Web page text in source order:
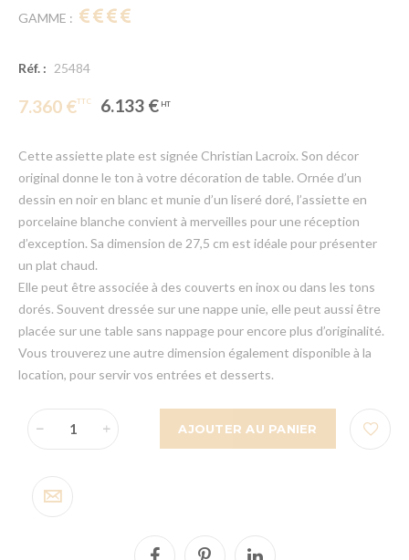
GAMME :
Réf. : 25484
7.360 € 6.133 €
Cette assiette plate est signée Christian Lacroix. Son décor
original donne le ton à votre décoration de table. Ornée d’un
dessin en noir en blanc et munie d’un liseré doré, l’assiette en
porcelaine blanche convient à merveilles pour une réception
d’exception. Sa dimension de 27,5 cm est idéale pour présenter
un plat chaud.
Elle peut être associée à des couverts en inox ou dans les tons
dorés. Souvent dressée sur une nappe unie, elle peut aussi être
placée sur une table sans nappage pour encore plus d’originalité.
Vous trouverez une autre dimension également disponible à la
location, pour servir vos entrées et desserts.
AJOUTER AU PANIER